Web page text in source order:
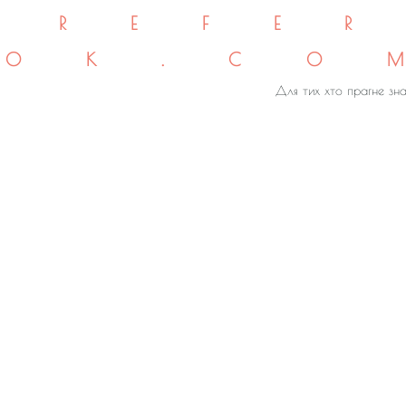
Для тих хто прагне